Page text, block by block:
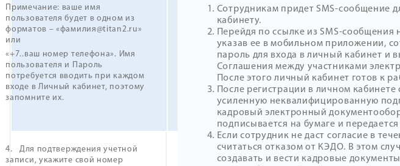
Примечание: ваше имя
пользователя будет в одном из
форматов – «фамилия@titan2.ru»
или
«+7..ваш номер телефона». Имя
пользователя и Пароль
потребуется вводить при каждом
входе в Личный кабинет, поэтому
запомните их.
4. Для подтверждения учетной
записи, укажите свой номер
Сотрудникам придет SMS-сообщение
кабинету.
Перейдя по ссылке из SMS-сообщения
указав ее в мобильном приложении,
пароль для входа в личный кабинет и
Соглашения между участниками
После этого личный кабинет готов к
После регистрации в личном кабинете
усиленную неквалифицированную
кадровый электронный
подписывается на бумаге и
Если сотрудник не даст согласие в
считаться отказом от КЭДО. В этом
создавать и вести кадровые